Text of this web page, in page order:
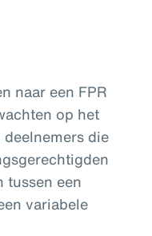
naar een FPR
op het
die
tussen een
variabele